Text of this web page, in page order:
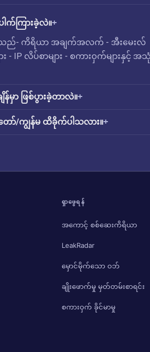
ါက်ကြားခဲ့လဲ။
ရသည်- ကိရိယာ အချက်အလက် - အီးမေးလ်
- IP လိပ်စာများ - စကားဝှက်များနှင့် အ
မှာ ဖြစ်ပွားခဲ့တာလဲ။
တော်/ကျွန်မ ထိခိုက်ပါသလား။
ရှာဖွေရန်
အကောင့် စစ်ဆေးကိရိယာ
LeakRadar
မှောင်မိုက်သော ဝဘ်
ချိုးဖောက်မှု မှတ်တမ်းစာရင်း
စကားဝှက် ခိုင်မာမှု